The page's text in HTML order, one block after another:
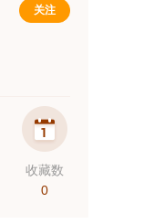
关注
收藏数
0